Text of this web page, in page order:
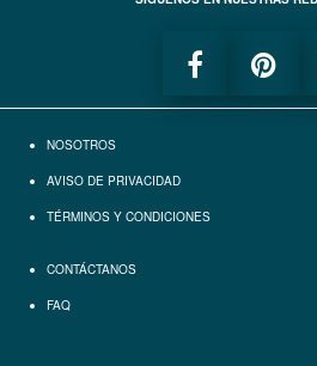
NOSOTROS
AVISO DE PRIVACIDAD
TÉRMINOS Y CONDICIONES
CONTÁCTANOS
FAQ